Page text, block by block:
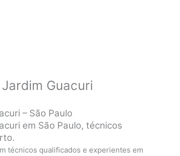
Guacuri
– São Paulo
em São Paulo, técnicos
técnicos qualificados e experientes em